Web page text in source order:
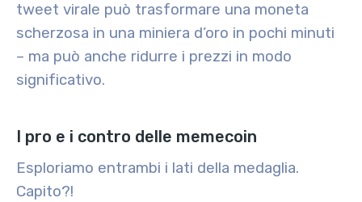
tweet virale può trasformare una moneta
scherzosa in una miniera d’oro in pochi minuti
– ma può anche ridurre i prezzi in modo
significativo.
I pro e i contro delle memecoin
Esploriamo entrambi i lati della medaglia.
Capito?!